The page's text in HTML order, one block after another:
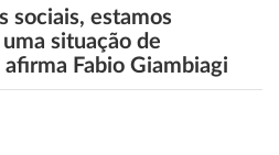
sociais, estamos
situação de
Fabio Giambiagi